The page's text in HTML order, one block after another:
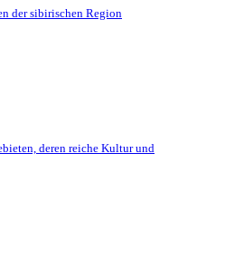
der sibirischen Region
deren reiche Kultur und